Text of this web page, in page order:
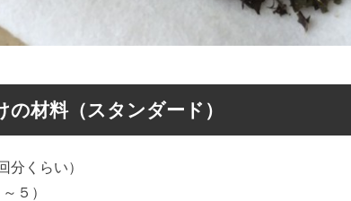
の材料（スタンダード）
分くらい）
５）